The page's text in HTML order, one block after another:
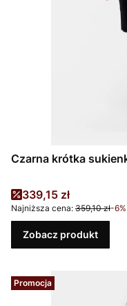
Czarna krótka
Cena promocyjna
339,15 zł
Najniższa cena: 359,10 zł-6%
Zobacz produkt
Promocja